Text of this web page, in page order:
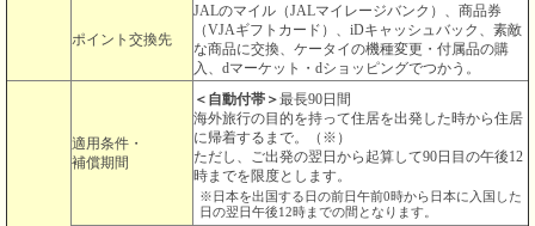
ポイント交換先
JALのマイル（JALマイレージバンク）、商品券
（VJAギフトカード）、iDキャッシュバック、素敵
な商品に交換、ケータイの機種変更・付属品の購
入、dマーケット・dショッピングでつかう。
適用条件・
補償期間
＜自動付帯＞最長90日間
海外旅行の目的を持って住居を出発した時から住居
に帰着するまで。（※）
ただし、ご出発の翌日から起算して90日目の午後12
時までを限度とします。
※日本を出国する日の前日午前0時から日本に入国した
日の翌日午後12時までの間となります。